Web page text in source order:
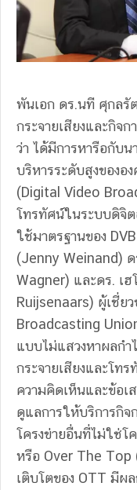
พันเอก ดร.นที ศุกลรั
กระจายเสียงและกิจ
ว่า ได้มีการหารือกับ
บริหารระดับสูงของ
(Digital Video
โทรทัศน์ในระบบดิจิต
ใช้มาตรฐานของ
(Jenny Weinand) ด
Wagner) และดร. เฮ
Ruijsenaars) ผู้เชี่ย
Broadcasting
แบบไม่แสวงหาผลกำ
กระจายเสียงและโท
ความคิดเห็นและข้อ
ดูแลการให้บริการกิจ
โครงข่ายอื่นที่ไม่ใช่โ
หรือ Over The Top
เติบโตของ OTT มีผ